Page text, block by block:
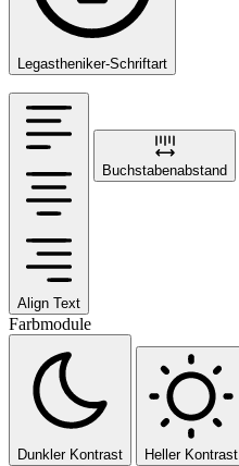
Legastheniker-Schriftart
Align Text
Buchstabenabstand
Farbmodule
Dunkler Kontrast Heller Kontrast